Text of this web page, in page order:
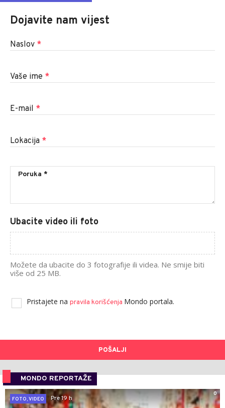
Dojavite nam vijest
Naslov *
Vaše ime *
E-mail *
Lokacija *
Ubacite video ili foto
Možete da ubacite do 3 fotografije ili videa. Ne smije biti
više od 25 MB.
Pristajete na pravila korišćenja Mondo portala.
POŠALJI
MONDO REPORTAŽE
0
FOTO, VIDEO
Pre 19 h